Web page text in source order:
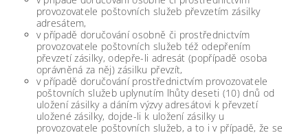
provozovatele poštovních služeb převzetím zásilky
adresátem,
v případě doručování osobně či prostřednictvím
provozovatele poštovních služeb též odepřením
převzetí zásilky, odepře-li adresát (popřípadě osoba
oprávněná za něj) zásilku převzít,
v případě doručování prostřednictvím provozovatele
poštovních služeb uplynutím lhůty deseti (10) dnů od
uložení zásilky a dáním výzvy adresátovi k převzetí
uložené zásilky, dojde-li k uložení zásilky u
provozovatele poštovních služeb, a to i v případě, že se